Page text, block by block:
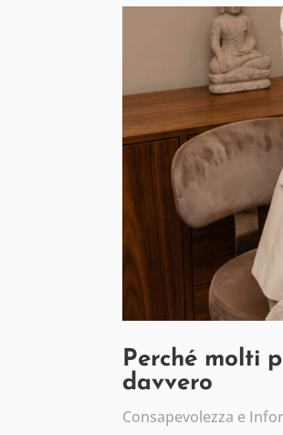
Perché molti
davvero
Consapevolezza e